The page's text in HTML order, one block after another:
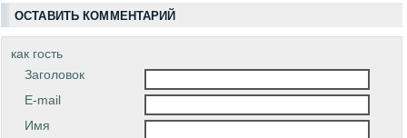
ОСТАВИТЬ КОММЕНТАРИЙ
как гость
Заголовок
E-mail
Имя